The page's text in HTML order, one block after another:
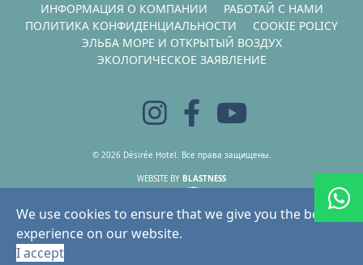
ИНФОРМАЦИЯ О КОМПАНИИ
РАБОТАЙ С НАМИ
ПОЛИТИКА КОНФИДЕНЦИАЛЬНОСТИ
COOKIE POLICY
ЭЛЬБА МОРЕ И ОТКРЫТЫЙ ВОЗДУХ
ЭКОЛОГИЧЕСКОЕ ЗАЯВЛЕНИЕ
© 2026 Désirée Hotel. Все права защищены.
WEBSITE BY BLASTNESS
BOOKING ENGINE BY
We use cookies to ensure that we give you the best
experience on our website.
I accept